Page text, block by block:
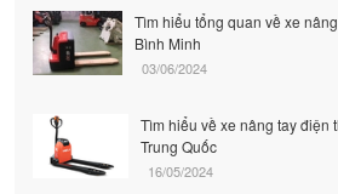
Tìm hiểu tổng quan về xe
Bình Minh
03/06/2024
Tìm hiểu về xe nâng tay điện
Trung Quốc
16/05/2024